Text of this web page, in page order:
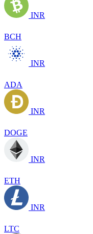
INR
BCH
INR
ADA
INR
DOGE
INR
ETH
INR
LTC